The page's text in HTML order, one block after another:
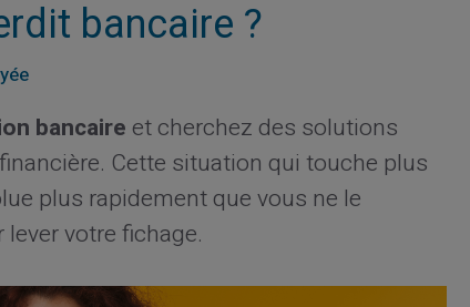
bancaire ?
bancaireet cherchez des solutions
Cette situation qui touche plus
plus rapidement que vous ne le
votre fichage.